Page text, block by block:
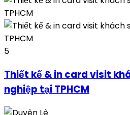
5
Thiết kế & in card visit
nghiệp tại TPHCM